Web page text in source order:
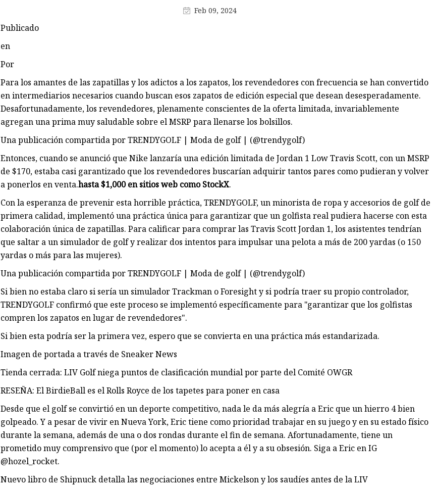
inoxidable de doble paredFeb 09, 2024
Publicado
en
Por
Para los amantes de las zapatillas y los adictos a los zapatos, los revendedores con frecuencia se han convertido
en intermediarios necesarios cuando buscan esos zapatos de edición especial que desean desesperadamente.
Desafortunadamente, los revendedores, plenamente conscientes de la oferta limitada, invariablemente
agregan una prima muy saludable sobre el MSRP para llenarse los bolsillos.
Una publicación compartida por TRENDYGOLF | Moda de golf | (@trendygolf)
Entonces, cuando se anunció que Nike lanzaría una edición limitada de Jordan 1 Low Travis Scott, con un MSRP
de $170, estaba casi garantizado que los revendedores buscarían adquirir tantos pares como pudieran y volver
a ponerlos en venta.hasta $1,000 en sitios web como StockX.
Con la esperanza de prevenir esta horrible práctica, TRENDYGOLF, un minorista de ropa y accesorios de golf de
primera calidad, implementó una práctica única para garantizar que un golfista real pudiera hacerse con esta
colaboración única de zapatillas. Para calificar para comprar las Travis Scott Jordan 1, los asistentes tendrían
que saltar a un simulador de golf y realizar dos intentos para impulsar una pelota a más de 200 yardas (o 150
yardas o más para las mujeres).
Una publicación compartida por TRENDYGOLF | Moda de golf | (@trendygolf)
Si bien no estaba claro si sería un simulador Trackman o Foresight y si podría traer su propio controlador,
TRENDYGOLF confirmó que este proceso se implementó específicamente para "garantizar que los golfistas
compren los zapatos en lugar de revendedores".
Si bien esta podría ser la primera vez, espero que se convierta en una práctica más estandarizada.
Imagen de portada a través de Sneaker News
Tienda cerrada: LIV Golf niega puntos de clasificación mundial por parte del Comité OWGR
RESEÑA: El BirdieBall es el Rolls Royce de los tapetes para poner en casa
Desde que el golf se convirtió en un deporte competitivo, nada le da más alegría a Eric que un hierro 4 bien
golpeado. Y a pesar de vivir en Nueva York, Eric tiene como prioridad trabajar en su juego y en su estado físico
durante la semana, además de una o dos rondas durante el fin de semana. Afortunadamente, tiene un
prometido muy comprensivo que (por el momento) lo acepta a él y a su obsesión. Siga a Eric en IG
@hozel_rocket.
Nuevo libro de Shipnuck detalla las negociaciones entre Mickelson y los saudíes antes de la LIV